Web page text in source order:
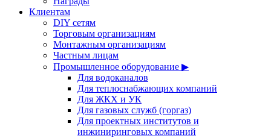
Клиентам
DIY сетям
Торговым организациям
Монтажным организациям
Частным лицам
Промышленное оборудование ▶
Для водоканалов
Для теплоснабжающих компаний
Для ЖКХ и УК
Для газовых служб (горгаз)
Для проектных институтов и
инжиниринговых компаний